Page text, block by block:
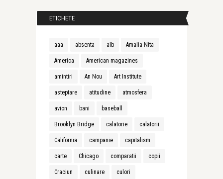
ETICHETE
aaa absenta alb Amalia Nita
America American magazines
amintiri An Nou Art Institute
asteptare atitudine atmosfera
avion bani baseball
Brooklyn Bridge calatorie calatorii
California campanie capitalism
carte Chicago comparatii copii
Craciun culinare culori